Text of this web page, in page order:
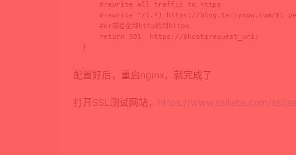
    #rewrite all traffic to https
#rewrite ^/(.*) https://blog.terrynow.com/$1
    #or或者全部http转到https
    return 301  https://$host$request_uri;
}
配置好后，重启nginx，就完成了
打开SSL测试网站， https://www.ssllabs.com/